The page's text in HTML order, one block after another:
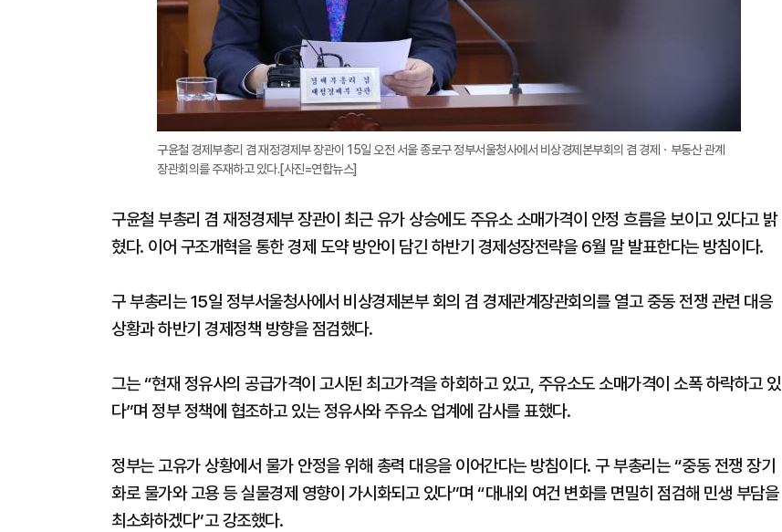
구윤철 경제부총리 겸 재정경제부 장관이 15일 오전 서울 종로구 정부서울청사에서 비상경제본부회의 겸 경제ㆍ부동산 관계
장관회의를 주재하고 있다.[사진=연합뉴스]
구윤철 부총리 겸 재정경제부 장관이 최근 유가 상승에도 주유소 소매가격이 안정 흐름을 보이고 있다고 밝
혔다. 이어 구조개혁을 통한 경제 도약 방안이 담긴 하반기 경제성장전략을 6월 말 발표한다는 방침이다.
구 부총리는 15일 정부서울청사에서 비상경제본부 회의 겸 경제관계장관회의를 열고 중동 전쟁 관련 대응
상황과 하반기 경제정책 방향을 점검했다.
그는 “현재 정유사의 공급가격이 고시된 최고가격을 하회하고 있고, 주유소도 소매가격이 소폭 하락하고 있
다”며 정부 정책에 협조하고 있는 정유사와 주유소 업계에 감사를 표했다.
정부는 고유가 상황에서 물가 안정을 위해 총력 대응을 이어간다는 방침이다. 구 부총리는 “중동 전쟁 장기
화로 물가와 고용 등 실물경제 영향이 가시화되고 있다”며 “대내외 여건 변화를 면밀히 점검해 민생 부담을
최소화하겠다”고 강조했다.